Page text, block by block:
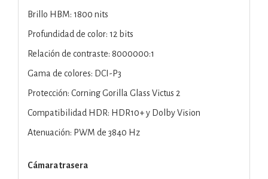
Brillo HBM: 1800 nits
Profundidad de color: 12 bits
Relación de contraste: 8000000:1
Gama de colores: DCI-P3
Protección: Corning Gorilla Glass Victus 2
Compatibilidad HDR: HDR10+ y Dolby Vision
Atenuación: PWM de 3840 Hz
Cámara trasera